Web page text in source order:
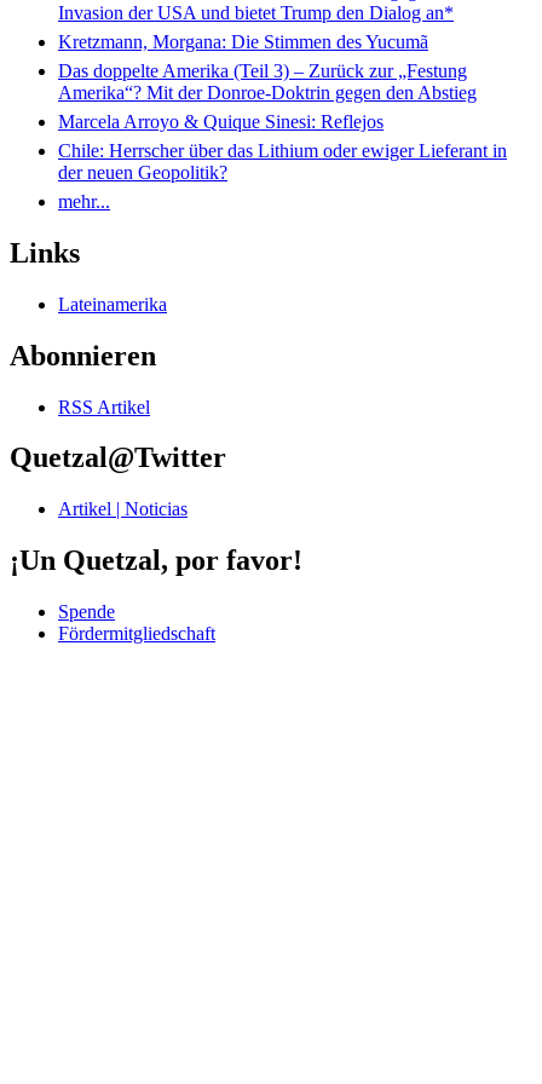
Invasion der USA und bietet Trump den Dialog an*
Kretzmann, Morgana: Die Stimmen des Yucumã
Das doppelte Amerika (Teil 3) – Zurück zur „Festung
Amerika“? Mit der Donroe-Doktrin gegen den Abstieg
Marcela Arroyo & Quique Sinesi: Reflejos
Chile: Herrscher über das Lithium oder ewiger Lieferant in
der neuen Geopolitik?
mehr...
Links
Lateinamerika
Abonnieren
RSS Artikel
Quetzal@Twitter
Artikel | Noticias
¡Un Quetzal, por favor!
Spende
Fördermitgliedschaft